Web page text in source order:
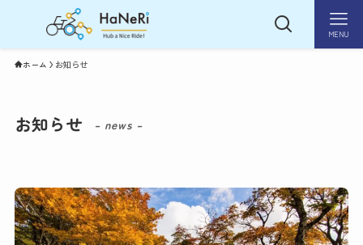
MENU
ホーム お知らせ
お知らせ – news –